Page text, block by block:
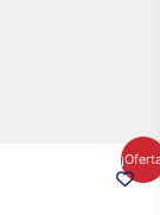
precio
actual